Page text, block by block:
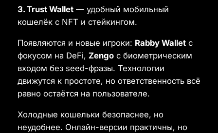
3. Trust Wallet— удобный мобильный
кошелёк с NFT и стейкингом.
Появляются и новые игроки: Rabby Walletс
фокусом на DeFi, Zengoс биометрическим
входом без seed-фразы. Технологии
движутся к простоте, но ответственность всё
равно остаётся на пользователе.
Холодные кошельки безопаснее, но
неудобнее. Онлайн-версии практичны, но